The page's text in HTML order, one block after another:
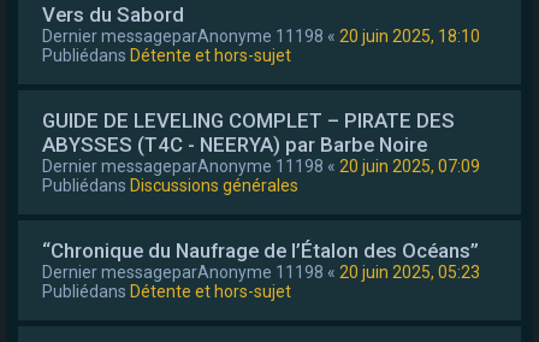
Vers du Sabord
Dernier messageparAnonyme 11198 « 20 juin 2025, 18:10
Publiédans Détente et hors-sujet
GUIDE DE LEVELING COMPLET – PIRATE DES
ABYSSES (T4C - NEERYA) par Barbe Noire
Dernier messageparAnonyme 11198 « 20 juin 2025, 07:09
Publiédans Discussions générales
“Chronique du Naufrage de l’Étalon des Océans”
Dernier messageparAnonyme 11198 « 20 juin 2025, 05:23
Publiédans Détente et hors-sujet